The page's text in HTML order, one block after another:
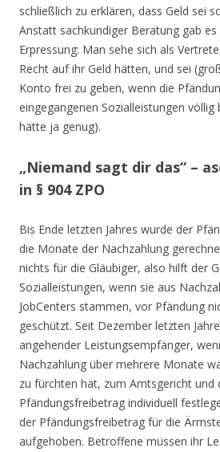
schließlich zu erklären, dass Geld sei
Anstatt sachkundiger Beratung gab es
Erpressung: Man sehe sich als
Recht auf ihr Geld hätten, und sei
Konto frei zu geben, wenn die
eingegangenen Sozialleistungen völlig
hätte ja genug).
„Niemand sagt dir das“ –
in § 904 ZPO
Bis Ende letzten Jahres wurde der
die Monate der Nachzahlung
nichts für die Gläubiger, also hilft der
Sozialleistungen, wenn sie aus
JobCenters stammen, vor Pfändung
geschützt. Seit Dezember letzten
angehender Leistungsempfänger,
Nachzahlung über mehrere Monate
zu fürchten hat, zum Amtsgericht und
Pfändungsfreibetrag individuell
der Pfändungsfreibetrag für die
aufgehoben. Betroffene müssen ihr